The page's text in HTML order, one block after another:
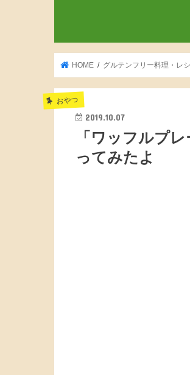
HOME グルテンフリー料理・レ
おやつ
2019.10.07
「ワッフルプ
ってみたよ